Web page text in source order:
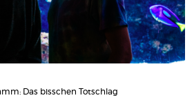
Das bisschen Totschlag